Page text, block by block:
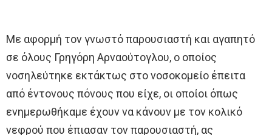
Με αφορμή τον γνωστό παρουσιαστή και αγαπητό
σε όλους Γρηγόρη Αρναούτογλου, ο οποίος
νοσηλεύτηκε εκτάκτως στο νοσοκομείο έπειτα
από έντονους πόνους που είχε, οι οποίοι όπως
ενημερωθήκαμε έχουν να κάνουν με τον κολικό
νεφρού που έπιασαν τον παρουσιαστή, ας